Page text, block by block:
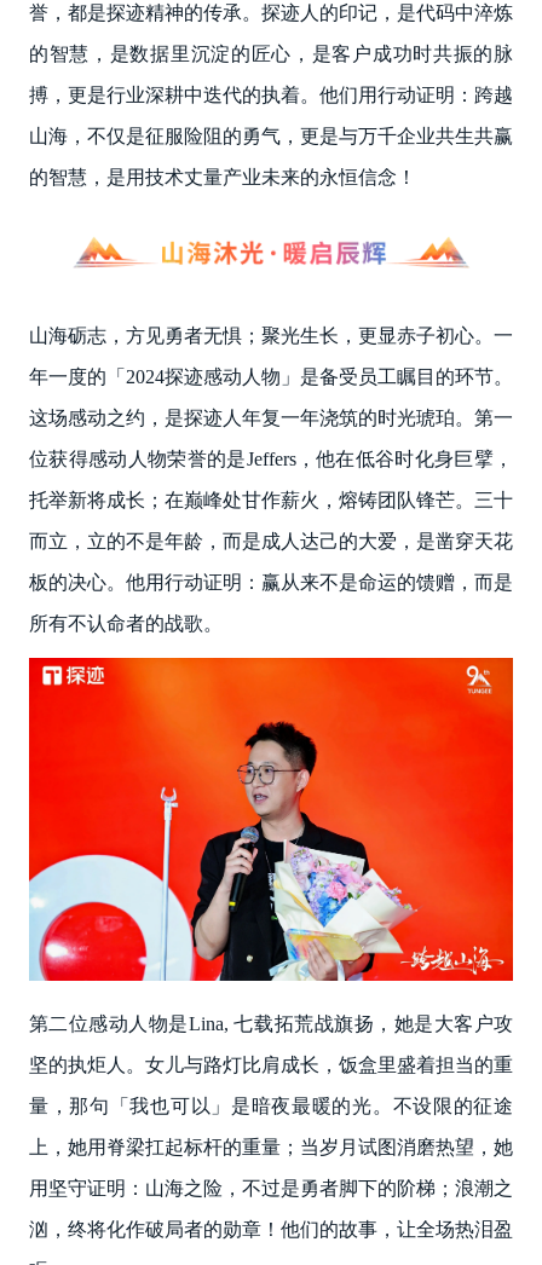
誉，都是探迹精神的传承。探迹人的印记，是代码中淬炼
的智慧，是数据里沉淀的匠心，是客户成功时共振的脉
搏，更是行业深耕中迭代的执着。他们用行动证明：跨越
山海，不仅是征服险阻的勇气，更是与万千企业共生共赢
的智慧，是用技术丈量产业未来的永恒信念！
山海砺志，方见勇者无惧；聚光生长，更显赤子初心。一
年一度的「2024探迹感动人物」是备受员工瞩目的环节。
这场感动之约，是探迹人年复一年浇筑的时光琥珀。第一
位获得感动人物荣誉的是Jeffers，他在低谷时化身巨擘，
托举新将成长；在巅峰处甘作薪火，熔铸团队锋芒。三十
而立，立的不是年龄，而是成人达己的大爱，是凿穿天花
板的决心。他用行动证明：赢从来不是命运的馈赠，而是
所有不认命者的战歌。
第二位感动人物是Lina, 七载拓荒战旗扬，她是大客户攻
坚的执炬人。女儿与路灯比肩成长，饭盒里盛着担当的重
量，那句「我也可以」是暗夜最暖的光。不设限的征途
上，她用脊梁扛起标杆的重量；当岁月试图消磨热望，她
用坚守证明：山海之险，不过是勇者脚下的阶梯；浪潮之
汹，终将化作破局者的勋章！他们的故事，让全场热泪盈